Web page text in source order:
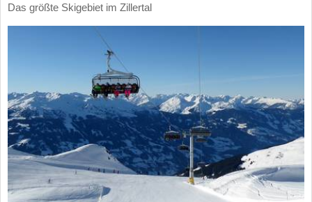
Das größte Skigebiet im Zillertal